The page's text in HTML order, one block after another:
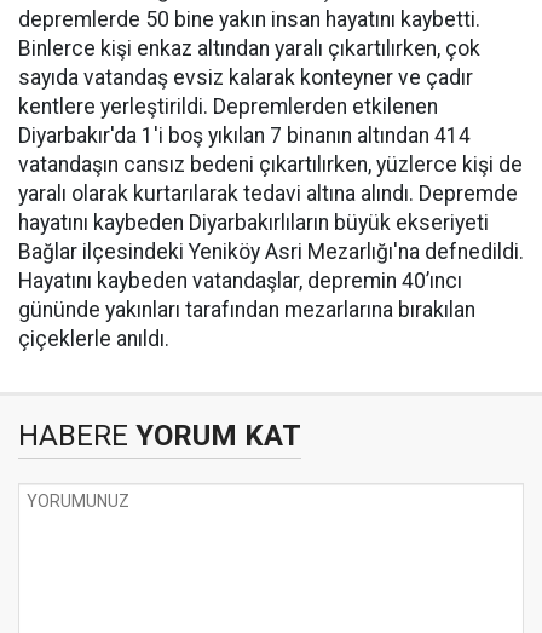
depremlerde 50 bine yakın insan hayatını kaybetti.
Binlerce kişi enkaz altından yaralı çıkartılırken, çok
sayıda vatandaş evsiz kalarak konteyner ve çadır
kentlere yerleştirildi. Depremlerden etkilenen
Diyarbakır'da 1'i boş yıkılan 7 binanın altından 414
vatandaşın cansız bedeni çıkartılırken, yüzlerce kişi de
yaralı olarak kurtarılarak tedavi altına alındı. Depremde
hayatını kaybeden Diyarbakırlıların büyük ekseriyeti
Bağlar ilçesindeki Yeniköy Asri Mezarlığı'na defnedildi.
Hayatını kaybeden vatandaşlar, depremin 40’ıncı
gününde yakınları tarafından mezarlarına bırakılan
çiçeklerle anıldı.
HABERE YORUM KAT